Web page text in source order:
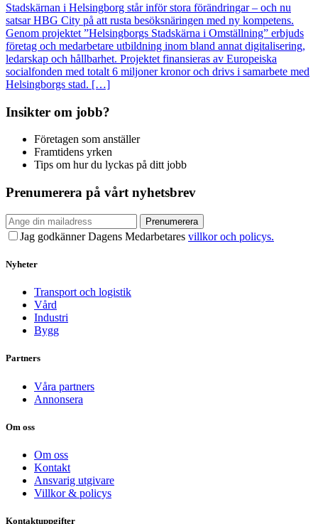
Stadskärnan i Helsingborg står inför stora förändringar – och nu
satsar HBG City på att rusta besöksnäringen med ny kompetens.
Genom projektet ”Helsingborgs Stadskärna i Omställning” erbjuds
företag och medarbetare utbildning inom bland annat digitalisering,
ledarskap och hållbarhet. Projektet finansieras av Europeiska
socialfonden med totalt 6 miljoner kronor och drivs i samarbete med
Helsingborgs stad. […]
Insikter om jobb?
Företagen som anställer
Framtidens yrken
Tips om hur du lyckas på ditt jobb
Prenumerera på vårt nyhetsbrev
Prenumerera
Jag godkänner Dagens Medarbetares villkor och policys.
Nyheter
Transport och logistik
Vård
Industri
Bygg
Partners
Våra partners
Annonsera
Om oss
Om oss
Kontakt
Ansvarig utgivare
Villkor & policys
Kontaktuppgifter